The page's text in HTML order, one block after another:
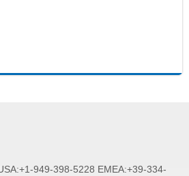
949-398-5228 EMEA:+39-334-